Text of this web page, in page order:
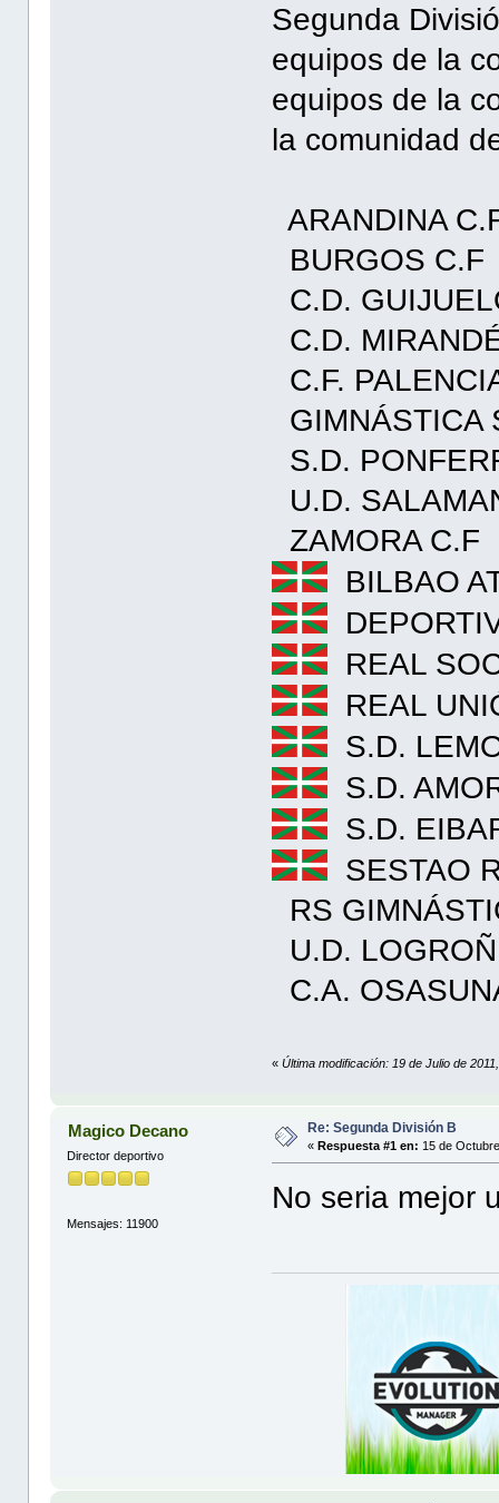
Segunda
equipos de la
equipos de la
la comunidad
ARANDINA
BURGOS C.F
C.D.
C.D.
C.F.
GIMNÁSTICA
S.D.
U.D.
ZAMORA C.F
BILBAO
REAL
REAL
S.D.
S.D.
S.D.
SESTAO
RS
U.D.
C.A.
«Última modificación: 19 de Julio de
Magico Decano
Director deportivo
Mensajes: 11900
Re: Segunda División B
«Respuesta #1 en: 15 de
No seria mejor